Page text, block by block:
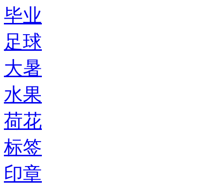
毕业
足球
大暑
水果
荷花
标签
印章